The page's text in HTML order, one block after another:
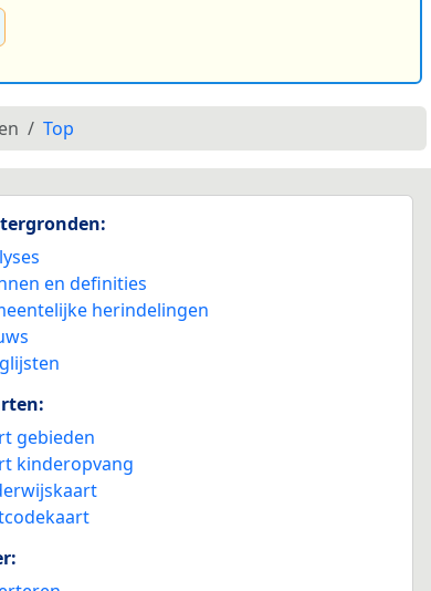
Top
en definities
herindelingen
gebieden
kinderopvang